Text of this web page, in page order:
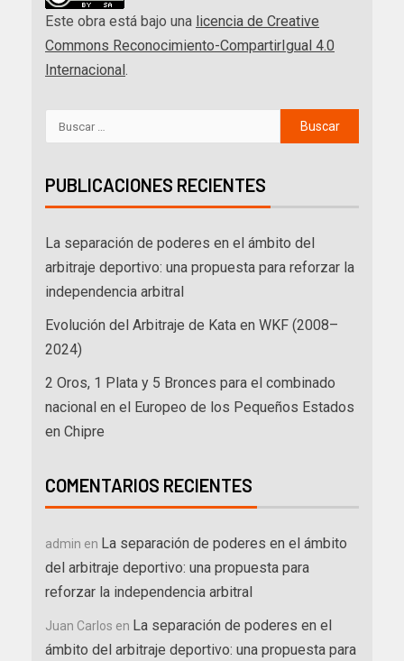
Este obra está bajo una licencia de Creative
Commons Reconocimiento-CompartirIgual 4.0
Internacional.
PUBLICACIONES RECIENTES
La separación de poderes en el ámbito del
arbitraje deportivo: una propuesta para reforzar la
independencia arbitral
Evolución del Arbitraje de Kata en WKF (2008–
2024)
2 Oros, 1 Plata y 5 Bronces para el combinado
nacional en el Europeo de los Pequeños Estados
en Chipre
COMENTARIOS RECIENTES
admin en La separación de poderes en el ámbito
del arbitraje deportivo: una propuesta para
reforzar la independencia arbitral
Juan Carlos en La separación de poderes en el
ámbito del arbitraje deportivo: una propuesta para